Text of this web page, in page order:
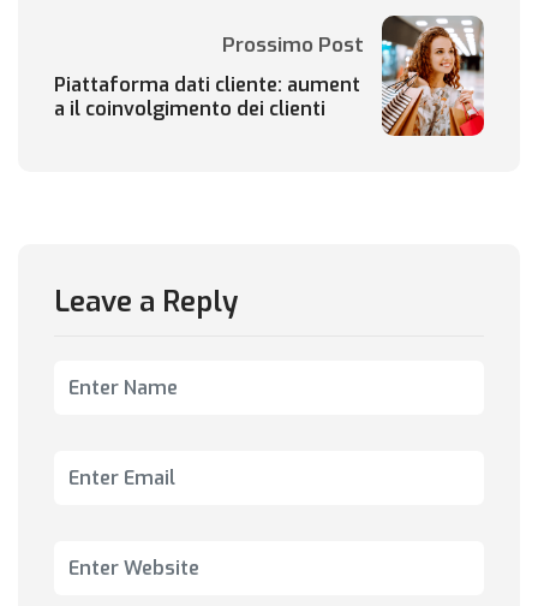
Prossimo Post
Piattaforma dati cliente: aument
a il coinvolgimento dei clienti
Leave a Reply